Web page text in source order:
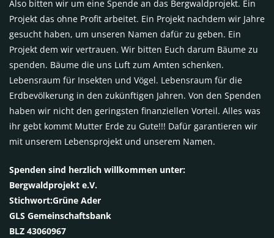
Also bitten wir um eine Spende an das Bergwaldprojekt. Ein
Projekt das ohne Profit arbeitet. Ein Projekt nachdem wir Jahre
gesucht haben, um unseren Namen dafür zu geben. Ein
Projekt dem wir vertrauen. Wir bitten Euch darum Bäume zu
spenden. Bäume die uns Luft zum Amten schenken.
Lebensraum für Insekten und Vögel. Lebensraum für die
Erdbevölkerung in den zukünftigen Jahren. Von den Spenden
haben wir nicht den geringsten finanziellen Vorteil. Alles was
ihr gebt kommt Mutter Erde zu Gute!!! Dafür garantieren wir
mit unserem Lebensprojekt und unserem Namen.
Spenden sind herzlich willkommen unter:
Bergwaldprojekt e.V.
Stichwort:Grüne Ader
GLS Gemeinschaftsbank
BLZ 43060967